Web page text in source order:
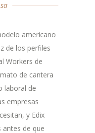
americano
de los perfiles
Workers de
de cantera
laboral de
empresas
y Edix
de que